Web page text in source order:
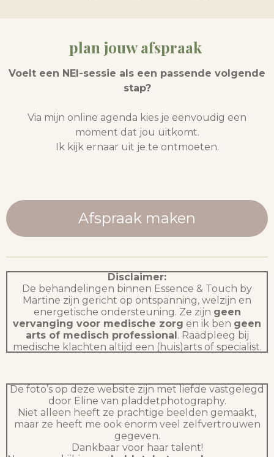
plan jouw afspraak
Voelt een NEI-sessie als een passende volgende
stap?
Via mijn online agenda kies je eenvoudig een
moment dat jou uitkomt.
Ik kijk ernaar uit je te ontmoeten.
Afspraak maken
Disclaimer:
De behandelingen binnen Essence & Touch by
Martine zijn gericht op ontspanning, welzijn en
energetische ondersteuning. Ze zijn geen
vervanging voor medische zorg en ik ben geen
arts of medisch professional . Raadpleeg bij
medische klachten altijd een (huis)arts of specialist.
De foto’s op deze website zijn met liefde vastgelegd
door Eline van pladdetphotography.
Niet alleen heeft ze prachtige beelden gemaakt,
maar ze heeft me ook enorm veel zelfvertrouwen
gegeven.
Dankbaar voor haar talent!